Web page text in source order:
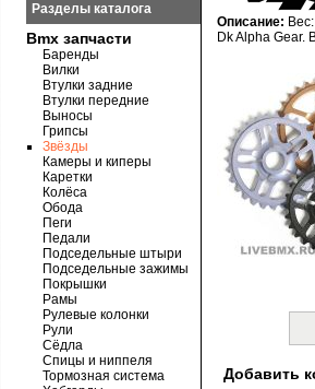
Описание:
Dk Alpha Gear.
Добавить
Разделы каталога
Bmx запчасти
Баренды
Вилки
Втулки задние
Втулки передние
Выносы
Грипсы
Звёзды
Камеры и киперы
Каретки
Колёса
Обода
Пеги
Педали
Подседельные штыри
Подседельные зажимы
Покрышки
Рамы
Рулевые колонки
Рули
Сёдла
Спицы и ниппеля
Тормозная система